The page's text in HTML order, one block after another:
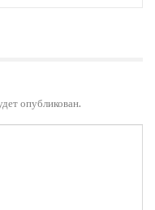
опубликован.